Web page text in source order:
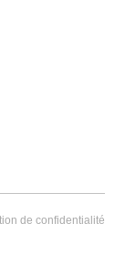
de confidentialité